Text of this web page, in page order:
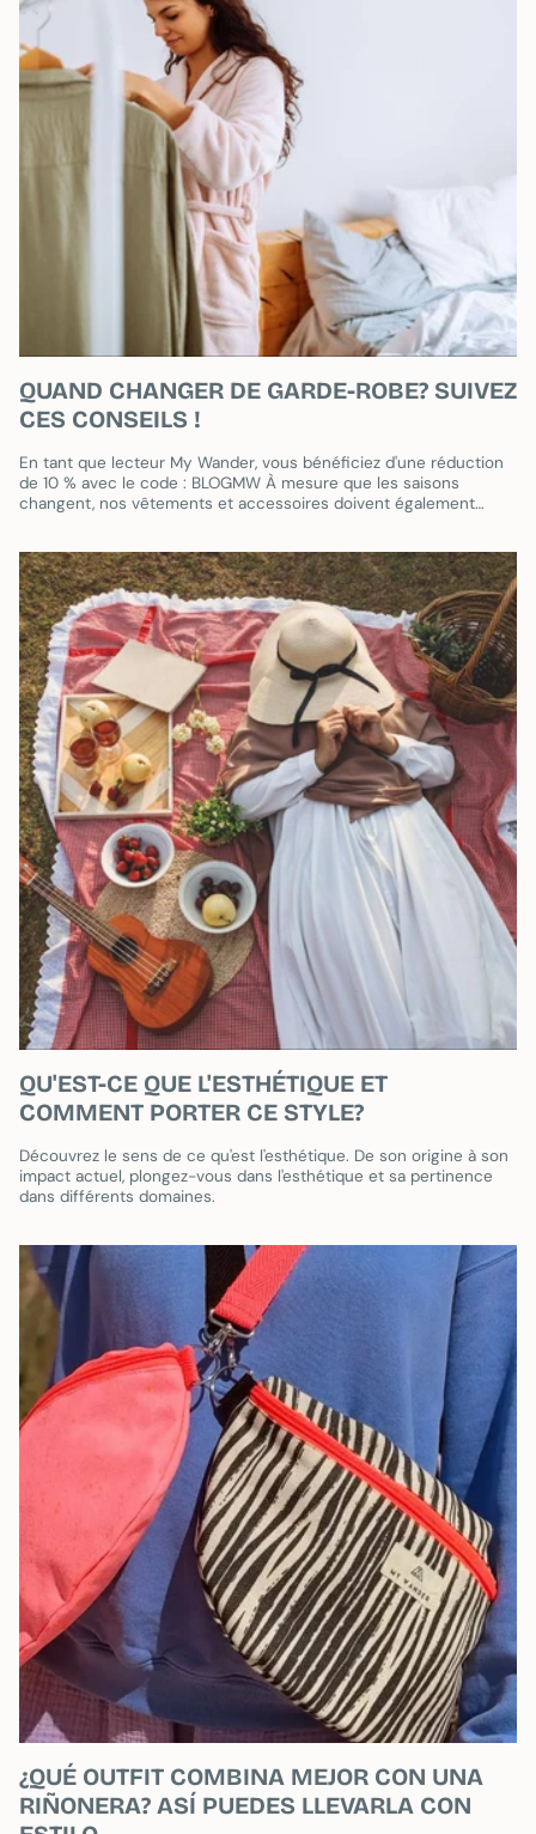
QUAND CHANGER DE GARDE-ROBE? SUIVEZ
CES CONSEILS !
En tant que lecteur My Wander, vous bénéficiez d'une réduction
de 10 % avec le code : BLOGMW À mesure que les saisons
changent, nos vêtements et accessoires doivent également
QU'EST-CE QUE L'ESTHÉTIQUE ET
COMMENT PORTER CE STYLE?
Découvrez le sens de ce qu'est l'esthétique. De son origine à son
impact actuel, plongez-vous dans l'esthétique et sa pertinence
dans différents domaines.
¿QUÉ OUTFIT COMBINA MEJOR CON UNA
RIÑONERA? ASÍ PUEDES LLEVARLA CON